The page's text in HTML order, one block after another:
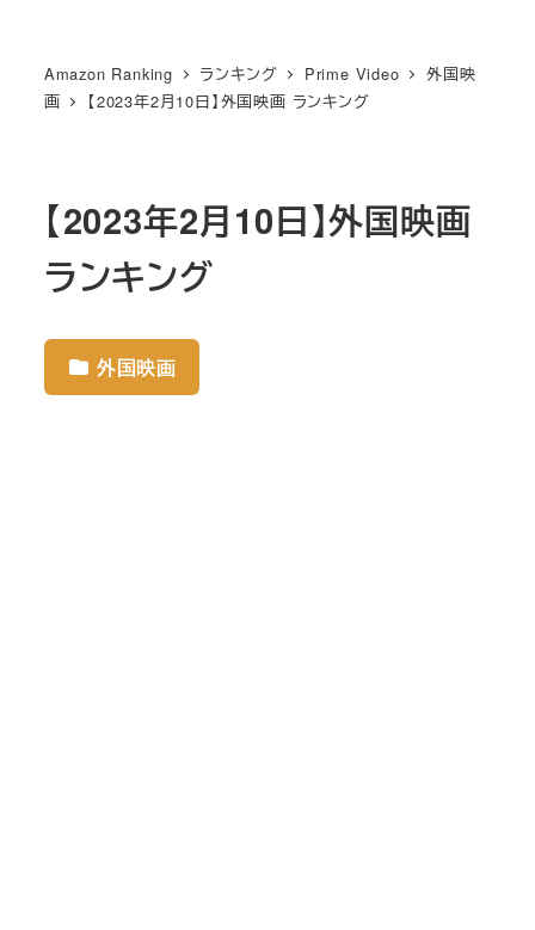
Amazon Ranking ランキング Prime Video
外国映
画
【2023年2月10日】外国映画 ランキング
【2023年2月10日】外国映画
ランキング
外国映画